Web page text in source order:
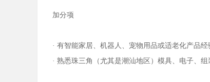
加分项
· 有智能家居、机器人、宠物用品或适老化产品经
· 熟悉珠三角（尤其是潮汕地区）模具、电子、组